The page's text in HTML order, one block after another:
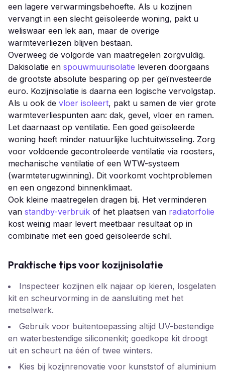
een lagere verwarmingsbehoefte. Als u kozijnen
vervangt in een slecht geïsoleerde woning, pakt u
weliswaar een lek aan, maar de overige
warmteverliezen blijven bestaan.
Overweeg de volgorde van maatregelen zorgvuldig.
Dakisolatie en spouwmuurisolatie leveren doorgaans
de grootste absolute besparing op per geïnvesteerde
euro. Kozijnisolatie is daarna een logische vervolgstap.
Als u ook de vloer isoleert, pakt u samen de vier grote
warmteverliespunten aan: dak, gevel, vloer en ramen.
Let daarnaast op ventilatie. Een goed geïsoleerde
woning heeft minder natuurlijke luchtuitwisseling. Zorg
voor voldoende gecontroleerde ventilatie via roosters,
mechanische ventilatie of een WTW-systeem
(warmteterugwinning). Dit voorkomt vochtproblemen
en een ongezond binnenklimaat.
Ook kleine maatregelen dragen bij. Het verminderen
van standby-verbruik of het plaatsen van radiatorfolie
kost weinig maar levert meetbaar resultaat op in
combinatie met een goed geïsoleerde schil.
Praktische tips voor kozijnisolatie
Inspecteer kozijnen elk najaar op kieren, losgelaten
kit en scheurvorming in de aansluiting met het
metselwerk.
Gebruik voor buitentoepassing altijd UV-bestendige
en waterbestendige siliconenkit; goedkope kit droogt
uit en scheurt na één of twee winters.
Kies bij kozijnrenovatie voor kunststof of aluminium